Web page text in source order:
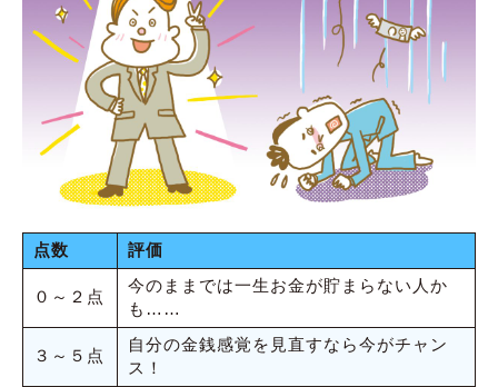
点数 評価
０～２点
今のままでは一生お金が貯まらない人か
も……
３～５点
自分の金銭感覚を見直すなら今がチャン
ス！